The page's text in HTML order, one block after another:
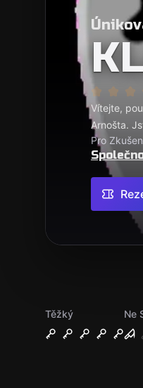
Vítejte,
Arnošta.
Pro
Těžký
Ne